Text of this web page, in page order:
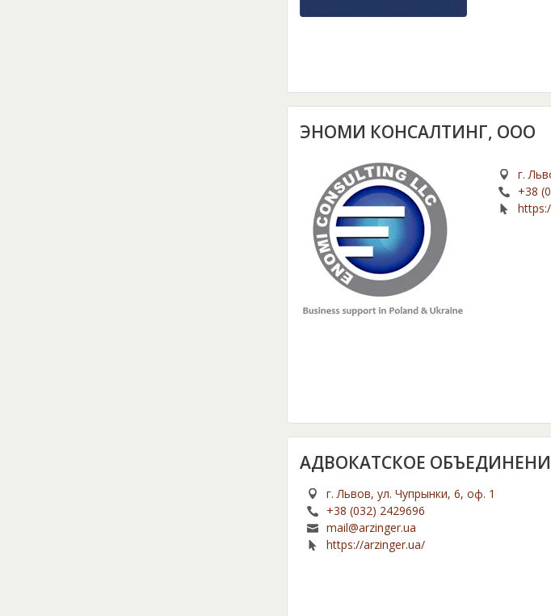
ЭНОМИ КОНСАЛТИНГ, ООО
г.
+38
АДВОКАТСКОЕ ОБЪЕДИНЕНИЕ
г. Львов, ул. Чупрынки, 6, оф. 1
+38 (032) 2429696
mail@arzinger.ua
https://arzinger.ua/